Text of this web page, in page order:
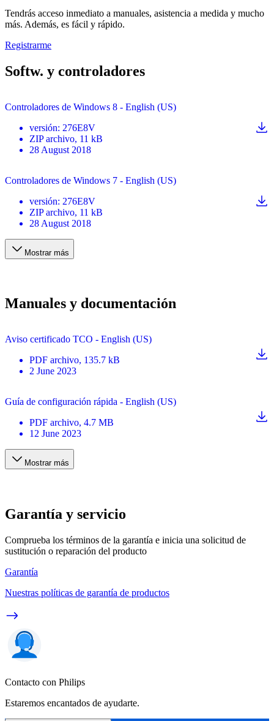
Tendrás acceso inmediato a manuales, asistencia a medida y mucho
más. Además, es fácil y rápido.
Registrarme
Softw. y controladores
Controladores de Windows 8 - English (US)
versión: 276E8V
ZIP archivo, 11 kB
28 August 2018
Controladores de Windows 7 - English (US)
versión: 276E8V
ZIP archivo, 11 kB
28 August 2018
Mostrar más
Manuales y documentación
Aviso certificado TCO - English (US)
PDF archivo, 135.7 kB
2 June 2023
Guía de configuración rápida - English (US)
PDF archivo, 4.7 MB
12 June 2023
Mostrar más
Garantía y servicio
Comprueba los términos de la garantía e inicia una solicitud de
sustitución o reparación del producto
Garantía
Nuestras políticas de garantía de productos
Contacto con Philips
Estaremos encantados de ayudarte.